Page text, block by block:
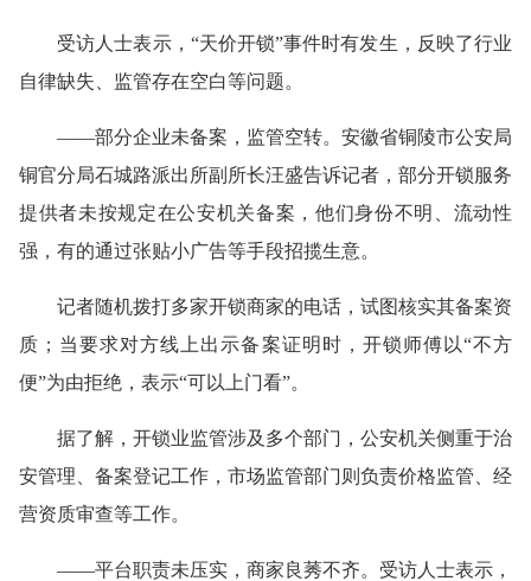
受访人士表示，“天价开锁”事件时有发生，反映了行业
自律缺失、监管存在空白等问题。
——部分企业未备案，监管空转。安徽省铜陵市公安局
铜官分局石城路派出所副所长汪盛告诉记者，部分开锁服务
提供者未按规定在公安机关备案，他们身份不明、流动性
强，有的通过张贴小广告等手段招揽生意。
记者随机拨打多家开锁商家的电话，试图核实其备案资
质；当要求对方线上出示备案证明时，开锁师傅以“不方
便”为由拒绝，表示“可以上门看”。
据了解，开锁业监管涉及多个部门，公安机关侧重于治
安管理、备案登记工作，市场监管部门则负责价格监管、经
营资质审查等工作。
——平台职责未压实，商家良莠不齐。受访人士表示，